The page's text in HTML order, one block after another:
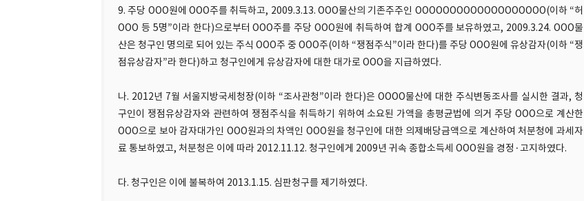
9. 주당 OOO원에 OOO주를 취득하고, 2009.3.13. OOO물산의 기존주주인 OOOOOOOOOOOOOOOOOOO(이하 “허
OOO 등 5명”이라 한다)으로부터 OOO주를 주당 OOO원에 취득하여 합계 OOO주를 보유하였고, 2009.3.24. OOO물
산은 청구인 명의로 되어 있는 주식 OOO주 중 OOO주(이하 “쟁점주식”이라 한다)를 주당 OOO원에 유상감자(이하 “쟁
점유상감자”라 한다)하고 청구인에게 유상감자에 대한 대가로 OOO을 지급하였다.
나. 2012년 7월 서울지방국세청장(이하 “조사관청”이라 한다)은 OOOO물산에 대한 주식변동조사를 실시한 결과, 청
구인이 쟁점유상감자와 관련하여 쟁점주식을 취득하기 위하여 소요된 가액을 총평균법에 의거 주당 OOO으로 계산한
OOO으로 보아 감자대가인 OOO원과의 차액인 OOO원을 청구인에 대한 의제배당금액으로 계산하여 처분청에 과세자
료 통보하였고, 처분청은 이에 따라 2012.11.12. 청구인에게 2009년 귀속 종합소득세 OOO원을 경정·고지하였다.
다. 청구인은 이에 불복하여 2013.1.15. 심판청구를 제기하였다.